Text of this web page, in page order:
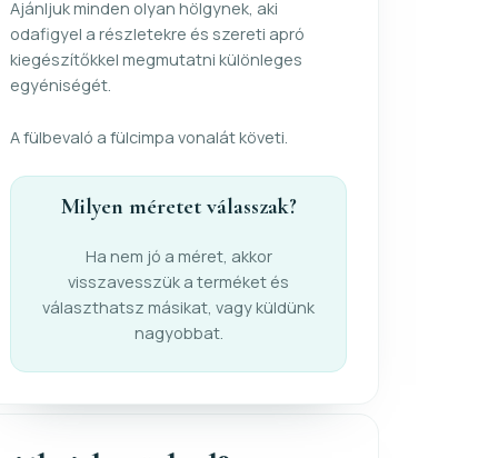
Ajánljuk minden olyan hölgynek, aki
odafigyel a részletekre és szereti apró
kiegészítőkkel megmutatni különleges
egyéniségét.
A fülbevaló a fülcimpa vonalát követi.
Milyen méretet válasszak?
Ha nem jó a méret, akkor
visszavesszük a terméket és
választhatsz másikat, vagy küldünk
nagyobbat.